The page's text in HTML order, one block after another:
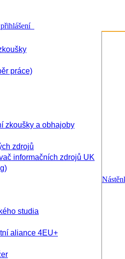
práce)
zkoušky a obhajoby
zdrojů
informačních zdrojů UK
studia
aliance 4EU+